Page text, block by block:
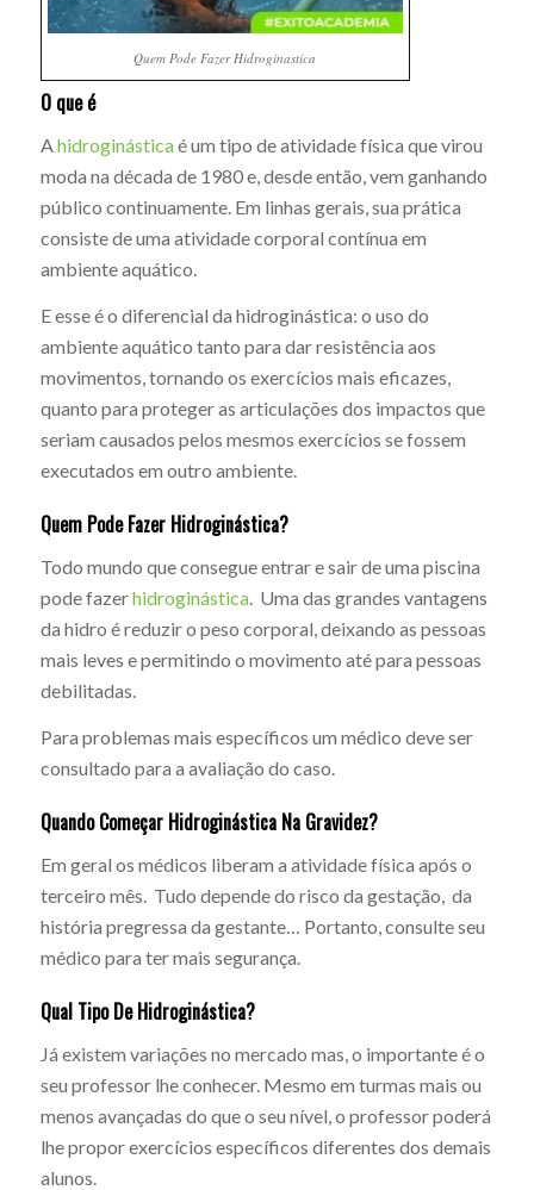
Quem Pode Fazer Hidroginastica
O que é
A hidroginásticaé um tipo de atividade física que virou
moda na década de 1980 e, desde então, vem ganhando
público continuamente. Em linhas gerais, sua prática
consiste de uma atividade corporal contínua em
ambiente aquático.
E esse é o diferencial da hidroginástica: o uso do
ambiente aquático tanto para dar resistência aos
movimentos, tornando os exercícios mais eficazes,
quanto para proteger as articulações dos impactos que
seriam causados pelos mesmos exercícios se fossem
executados em outro ambiente.
Quem Pode Fazer Hidroginástica?
Todo mundo que consegue entrar e sair de uma piscina
pode fazerhidroginástica. Uma das grandes vantagens
da hidro é reduzir o peso corporal, deixando as pessoas
mais leves e permitindo o movimento até para pessoas
debilitadas.
Para problemas mais específicos um médico deve ser
consultado para a avaliação do caso.
Quando Começar Hidroginástica Na Gravidez?
Em geral os médicos liberam a atividade física após o
terceiro mês. Tudo depende do risco da gestação, da
história pregressa da gestante… Portanto, consulte seu
médico para ter mais segurança.
Qual Tipo De Hidroginástica?
Já existem variações no mercado mas, o importante é o
seu professor lhe conhecer. Mesmo em turmas mais ou
menos avançadas do que o seu nível, o professor poderá
lhe propor exercícios específicos diferentes dos demais
alunos.